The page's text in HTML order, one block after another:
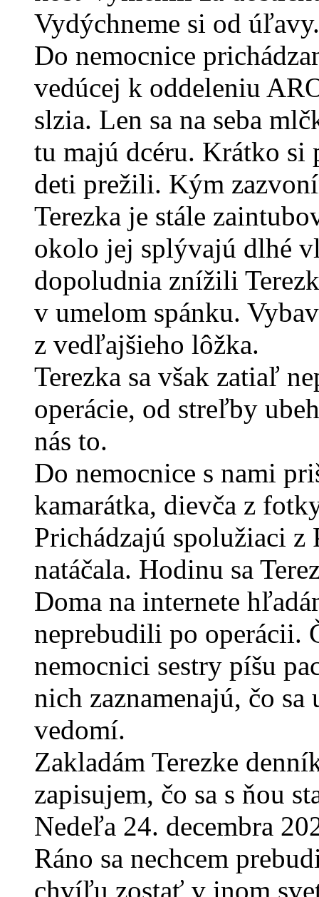
Vydýchneme si od úľavy.
Do nemocnice
vedúcej k oddeleniu
slzia. Len sa na seba
tu majú dcéru. Krátko si
deti prežili. Kým
Terezka je stále
okolo jej splývajú dlhé
dopoludnia znížili
v umelom spánku.
z vedľajšieho lôžka.
Terezka sa však zatiaľ
operácie, od streľby
nás to.
Do nemocnice s nami
kamarátka, dievča z
Prichádzajú spolužiaci
natáčala. Hodinu sa
Doma na internete
neprebudili po operácii.
nemocnici sestry píšu
nich zaznamenajú, čo
vedomí.
Zakladám Terezke
zapisujem, čo sa s ňou
Nedeľa 24. decembra
Ráno sa nechcem
chvíľu zostať v inom